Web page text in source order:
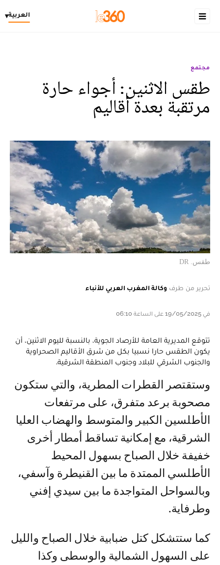
العربية▾
مجتمع
طقس الاثنين: أجواء حارة
مرتقبة بعدة أقاليم
طقس. DR
تحرير من طرف وكالة المغرب العربي للأنباء
في 19/05/2025 على الساعة 06:10
تتوقع المديرية العامة للأرصاد الجوية، بالنسبة لليوم الاثنين، أن
يكون الطقس حارا نسبيا بكل من شرق الأقاليم الصحراوية
والجنوب الشرقي للبلاد وجنوب المنطقة الشرقية.
وستقتصر القطرات المطرية، والتي ستكون
مصحوبة برعد متفرق، على مرتفعات
الأطلسين الكبير والمتوسط والهضاب العليا
الشرقية، مع إمكانية تساقط أمطار أخرى
خفيفة خلال الصباح بسهول المحيط
الأطلسي الممتدة ما بين القنيطرة وآسفي،
وبالسواحل المتواجدة ما بين سيدي إفني
وطرفاية.
كما ستتشكل كتل ضبابية خلال الصباح والليل
على السهول الشمالية والوسطى وكذا